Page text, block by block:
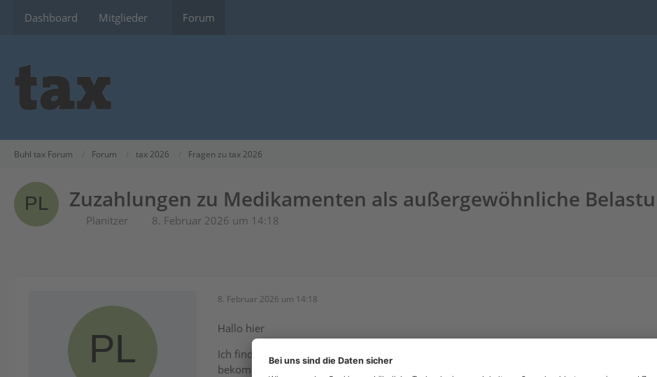
Dashboard Mitglieder Forum
Buhl tax Forum Forum tax 2026 Fragen zu tax 2026
Zuzahlungen zu Medikamenten als außergewöhnliche
Planitzer 8. Februar 2026 um 14:18
8. Februar 2026 um 14:18
Hallo hier
Ich finde nix unter Zuzahlung Medikamente deshalb hier meine Frage. Von meiner
bekommen. Muss ich da die gesamte Summe eintragen in der Steuererklärung?